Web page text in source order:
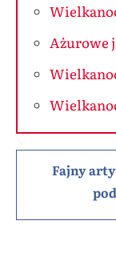
Ażurowe
Fajny